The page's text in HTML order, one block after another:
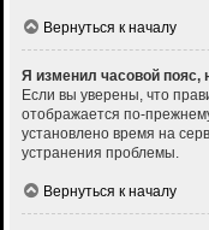
Вернуться к началу
Я изменил часовой пояс,
Если вы уверены, что
отображается по-
установлено время на
устранения проблемы.
Вернуться к началу